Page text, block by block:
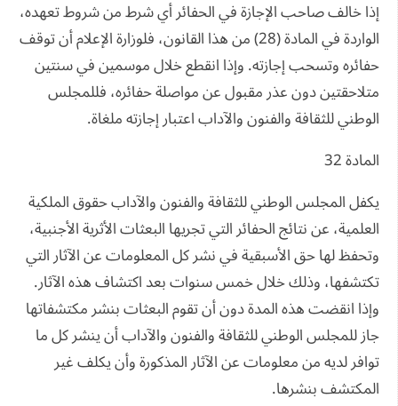
إذا خالف صاحب الإجازة في الحفائر أي شرط من شروط تعهده،
الواردة في المادة (28) من هذا القانون، فلوزارة الإعلام أن توقف
حفائره وتسحب إجازته. وإذا انقطع خلال موسمين في سنتين
متلاحقتين دون عذر مقبول عن مواصلة حفائره، فللمجلس
الوطني للثقافة والفنون والآداب اعتبار إجازته ملغاة.
المادة 32
يكفل المجلس الوطني للثقافة والفنون والآداب حقوق الملكية
العلمية، عن نتائج الحفائر التي تجريها البعثات الأثرية الأجنبية،
وتحفظ لها حق الأسبقية في نشر كل المعلومات عن الآثار التي
تكتشفها، وذلك خلال خمس سنوات بعد اكتشاف هذه الآثار.
وإذا انقضت هذه المدة دون أن تقوم البعثات بنشر مكتشفاتها
جاز للمجلس الوطني للثقافة والفنون والآداب أن ينشر كل ما
توافر لديه من معلومات عن الآثار المذكورة وأن يكلف غير
المكتشف بنشرها.